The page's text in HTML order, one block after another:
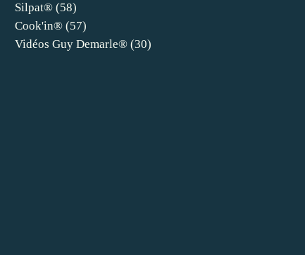
Silpat® (58)
Cook'in® (57)
Vidéos Guy Demarle® (30)